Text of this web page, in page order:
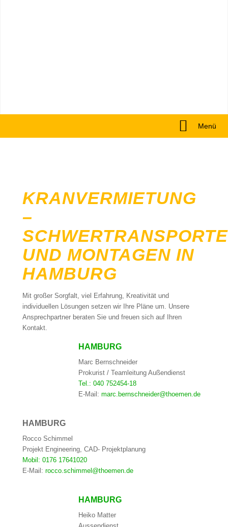
Menü
KRANVERMIETUNG
–
SCHWERTRANSPORTE
UND MONTAGEN IN
HAMBURG
Mit großer Sorgfalt, viel Erfahrung, Kreativität und
individuellen Lösungen setzen wir Ihre Pläne um. Unsere
Ansprechpartner beraten Sie und freuen sich auf Ihren
Kontakt.
HAMBURG
Marc Bernschneider
Prokurist / Teamleitung Außendienst
Tel.: 040 752454-18
E-Mail: marc.bernschneider@thoemen.de
HAMBURG
Rocco Schimmel
Projekt Engineering, CAD- Projektplanung
Mobil: 0176 17641020
E-Mail: rocco.schimmel@thoemen.de
HAMBURG
Heiko Matter